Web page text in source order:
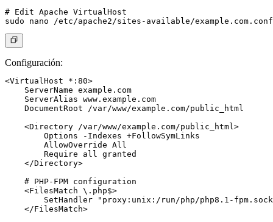
# Edit Apache VirtualHost
Configuración:
<VirtualHost *:80>
    ServerName example.com
    ServerAlias www.example.com
    DocumentRoot /var/www/example.com/public_html
    <Directory /var/www/example.com/public_html>
        Options -Indexes +FollowSymLinks
        AllowOverride All
        Require all granted
    </Directory>
    # PHP-FPM configuration
    <FilesMatch \.php$>
SetHandler "proxy:unix:/run/php/php8.1-
    </FilesMatch>